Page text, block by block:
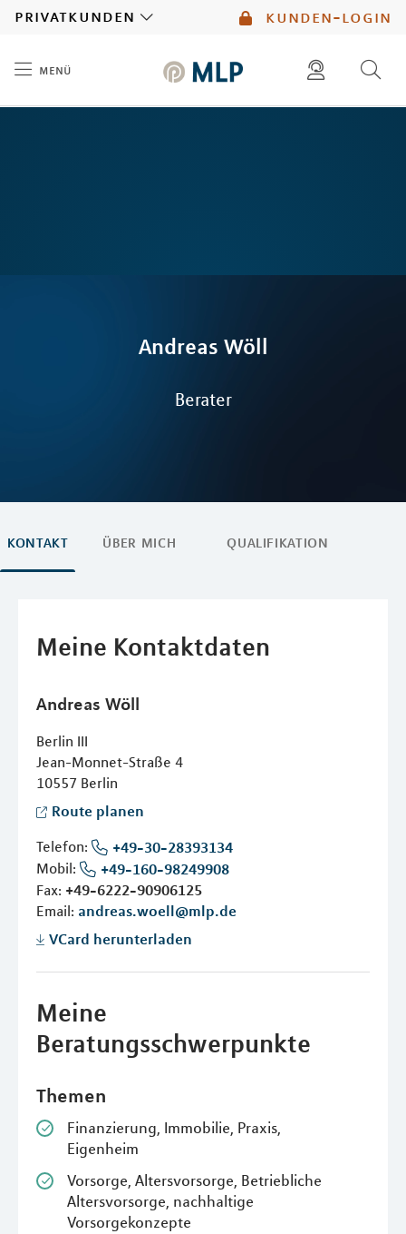
kunden-login
privatkunden
menü
Andreas Wöll
Berater
KONTAKT ÜBER MICH QUALIFIKATION
Meine Kontaktdaten
Andreas Wöll
Berlin III
Jean-Monnet-Straße 4
10557 Berlin
Route planen
Telefon:
+49-30-28393134
Mobil:
+49-160-98249908
Fax: +49-6222-90906125
Email: andreas.woell@mlp.de
VCard herunterladen
Meine
Beratungsschwerpunkte
Themen
Finanzierung, Immobilie, Praxis,
Eigenheim
Vorsorge, Altersvorsorge, Betriebliche
Altersvorsorge, nachhaltige
Vorsorgekonzepte